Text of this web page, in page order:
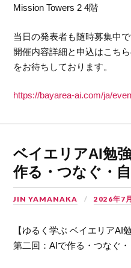
Mission Towers 2 4階
当日の発表者も随時募集中で
開催内容詳細と申込はこち
をお待ちしております。
https://bayarea-ai.com/ja/
ベイエリアAI勉
作る・つなぐ・
JIN YAMANAKA 2026年7
【ゆるく学ぶ ベイエリアAI
第二回：AIで作る・つなぐ